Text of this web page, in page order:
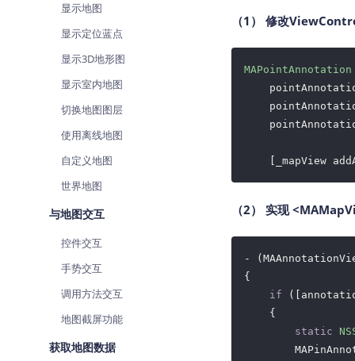
显示地图
显示定位蓝点
显示3D地形图
显示室内地图
切换地图图层
使用离线地图
自定义地图
世界地图
与地图交互
控件交互
手势交互
调用方法交互
地图截屏功能
获取地图数据
（1） 修改
MAPointAnnotation
[_mapView
（2） 实现
-
{
if
    {
static